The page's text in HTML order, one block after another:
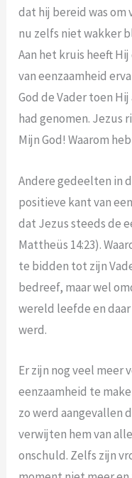
dat hij bereid was om
nu zelfs niet wakker
Aan het kruis heeft
van eenzaamheid
God de Vader toen
had genomen. Jezus
Mijn God! Waarom
Andere gedeelten in
positieve kant van
dat Jezus steeds de
Mattheüs 14:23).
te bidden tot zijn
bedreef, maar wel
wereld leefde en
werd.
Er zijn nog veel meer
eenzaamheid te
zo werd aangevallen
verwijten hem van
onschuld. Zelfs zijn